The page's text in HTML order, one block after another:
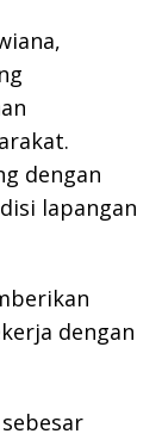
dengan
lapangan
dengan